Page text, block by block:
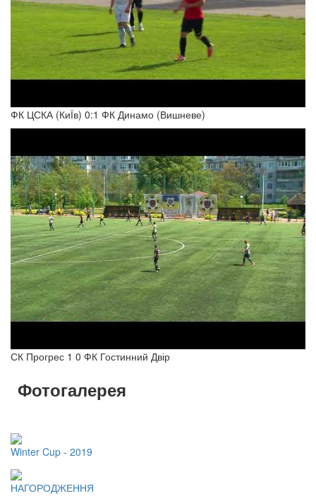
ФК ЦСКА (КиЇв) 0:1 ФК Динамо (Вишневе)
СК Прогрес 1 0 ФК Гостинний Двір
Фотогалерея
Winter Cup - 2019
НАГОРОДЖЕННЯ